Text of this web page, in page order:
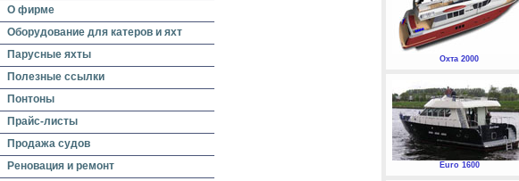
О фирме
Оборудование для катеров и яхт
Парусные яхты
Полезные ссылки
Понтоны
Прайс-листы
Продажа судов
Реновация и ремонт
Охта 2000
Euro 1600